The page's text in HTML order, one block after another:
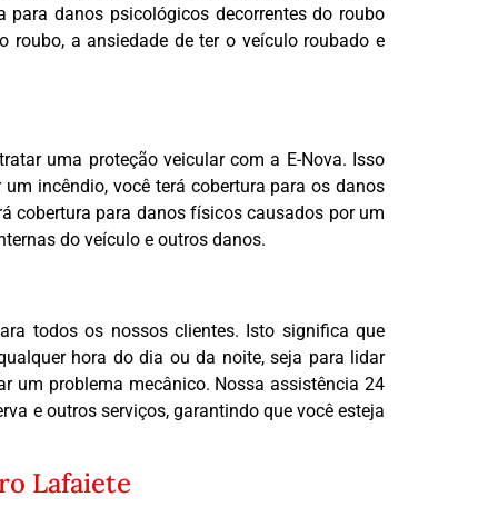
para danos psicológicos decorrentes do roubo
a ansiedade de ter o veículo roubado e
uma proteção veicular com a E-Nova. Isso
incêndio, você terá cobertura para os danos
cobertura para danos físicos causados por um
do veículo e outros danos.
todos os nossos clientes. Isto significa que
hora do dia ou da noite, seja para lidar
um problema mecânico. Nossa assistência 24
e outros serviços, garantindo que você esteja
Lafaiete